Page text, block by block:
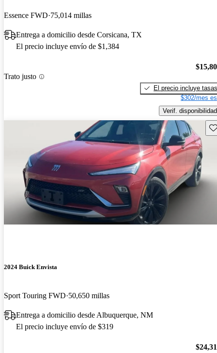
Essence FWD 75,014 millas
Entrega a domicilio desde Corsicana, TX
El precio incluye envío de $1,384
Trato justo
El precio incluye tasas
$302/mes
Verif. disponibilidad
2024 Buick Envista
Sport Touring FWD 50,650 millas
Entrega a domicilio desde Albuquerque, NM
El precio incluye envío de $319